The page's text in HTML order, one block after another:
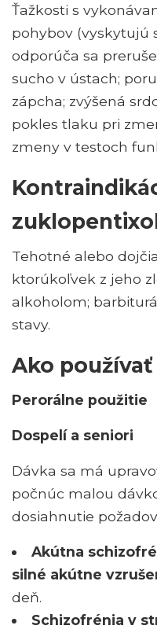
Ťažkosti s
pohybov (vyskytujú
odporúča sa
sucho v ústach;
zápcha; zvýšená
pokles tlaku pri
zmeny v testoch
Tehotné alebo
ktorúkoľvek z jeho
alkoholom;
stavy.
Ako
Perorálne použitie
Dospelí a seniori
Dávka sa má
počnúc malou
dosiahnutie
Akútna
silné akútne
deň.
Schizofrénia v